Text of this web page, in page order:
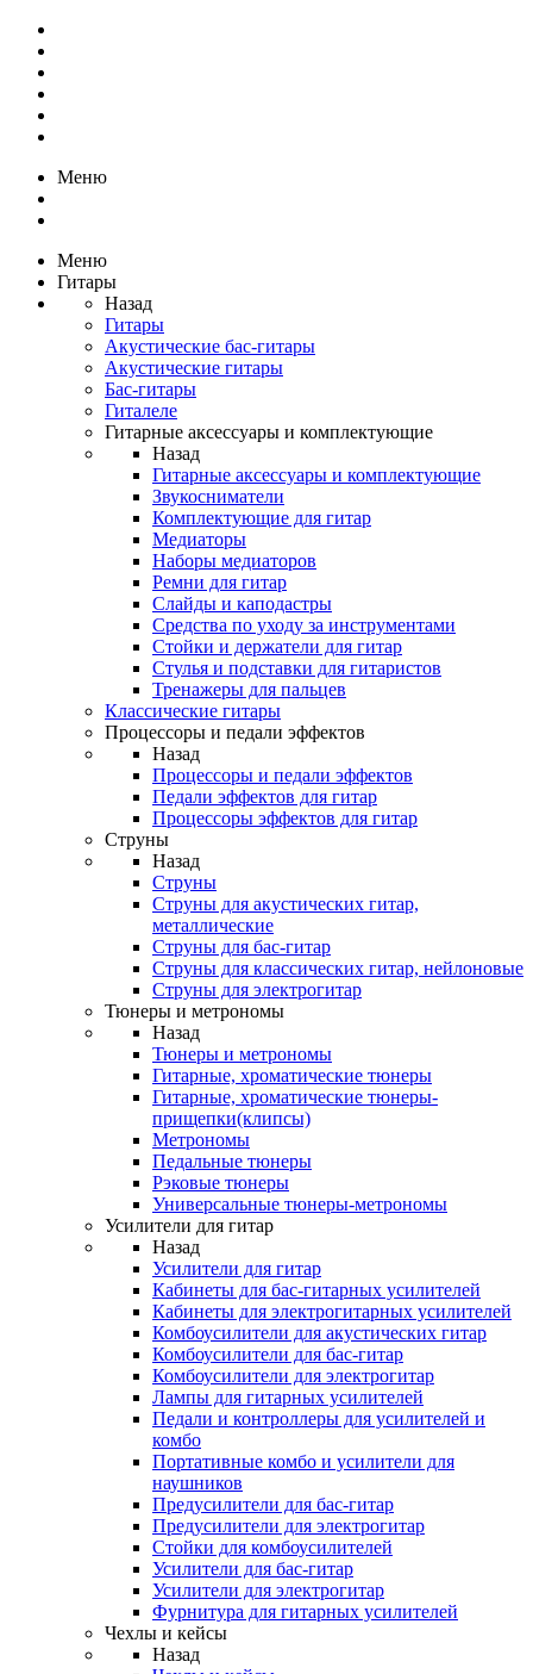
Меню
Меню
Гитары
Назад
Гитары
Акустические бас-гитары
Акустические гитары
Бас-гитары
Гиталеле
Гитарные аксессуары и комплектующие
Назад
Гитарные аксессуары и комплектующие
Звукосниматели
Комплектующие для гитар
Медиаторы
Наборы медиаторов
Ремни для гитар
Слайды и каподастры
Средства по уходу за инструментами
Стойки и держатели для гитар
Стулья и подставки для гитаристов
Тренажеры для пальцев
Классические гитары
Процессоры и педали эффектов
Назад
Процессоры и педали эффектов
Педали эффектов для гитар
Процессоры эффектов для гитар
Струны
Назад
Струны
Струны для акустических гитар,
металлические
Струны для бас-гитар
Струны для классических гитар, нейлоновые
Струны для электрогитар
Тюнеры и метрономы
Назад
Тюнеры и метрономы
Гитарные, хроматические тюнеры
Гитарные, хроматические тюнеры-
прищепки(клипсы)
Метрономы
Педальные тюнеры
Рэковые тюнеры
Универсальные тюнеры-метрономы
Усилители для гитар
Назад
Усилители для гитар
Кабинеты для бас-гитарных усилителей
Кабинеты для электрогитарных усилителей
Комбоусилители для акустических гитар
Комбоусилители для бас-гитар
Комбоусилители для электрогитар
Лампы для гитарных усилителей
Педали и контроллеры для усилителей и
комбо
Портативные комбо и усилители для
наушников
Предусилители для бас-гитар
Предусилители для электрогитар
Стойки для комбоусилителей
Усилители для бас-гитар
Усилители для электрогитар
Фурнитура для гитарных усилителей
Чехлы и кейсы
Назад